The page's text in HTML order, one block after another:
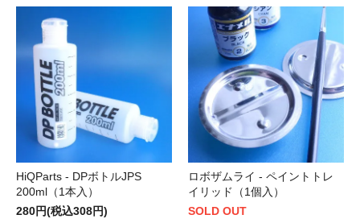
HiQParts - DPボトルJPS
200ml（1本入）
280円(税込308円)
ロボザムライ - ペイントトレ
イリッド（1個入）
SOLD OUT